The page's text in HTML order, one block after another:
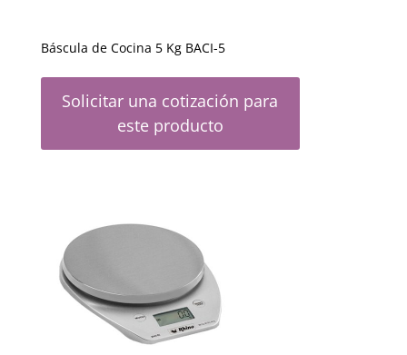
Báscula de Cocina 5 Kg BACI-5
Solicitar una cotización para
este producto